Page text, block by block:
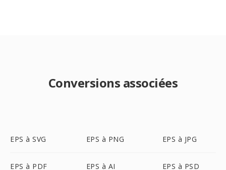
Conversions associées
EPS à SVG EPS à PNG EPS à JPG
EPS à PDF EPS à AI EPS à PSD